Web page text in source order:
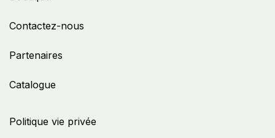
Politique vie privée
Contactez-nous
Partenaires
Catalogue